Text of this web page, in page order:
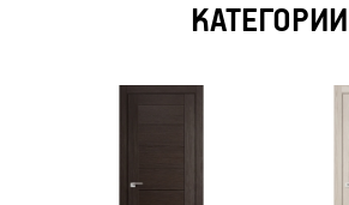
КАТЕГОРИИ